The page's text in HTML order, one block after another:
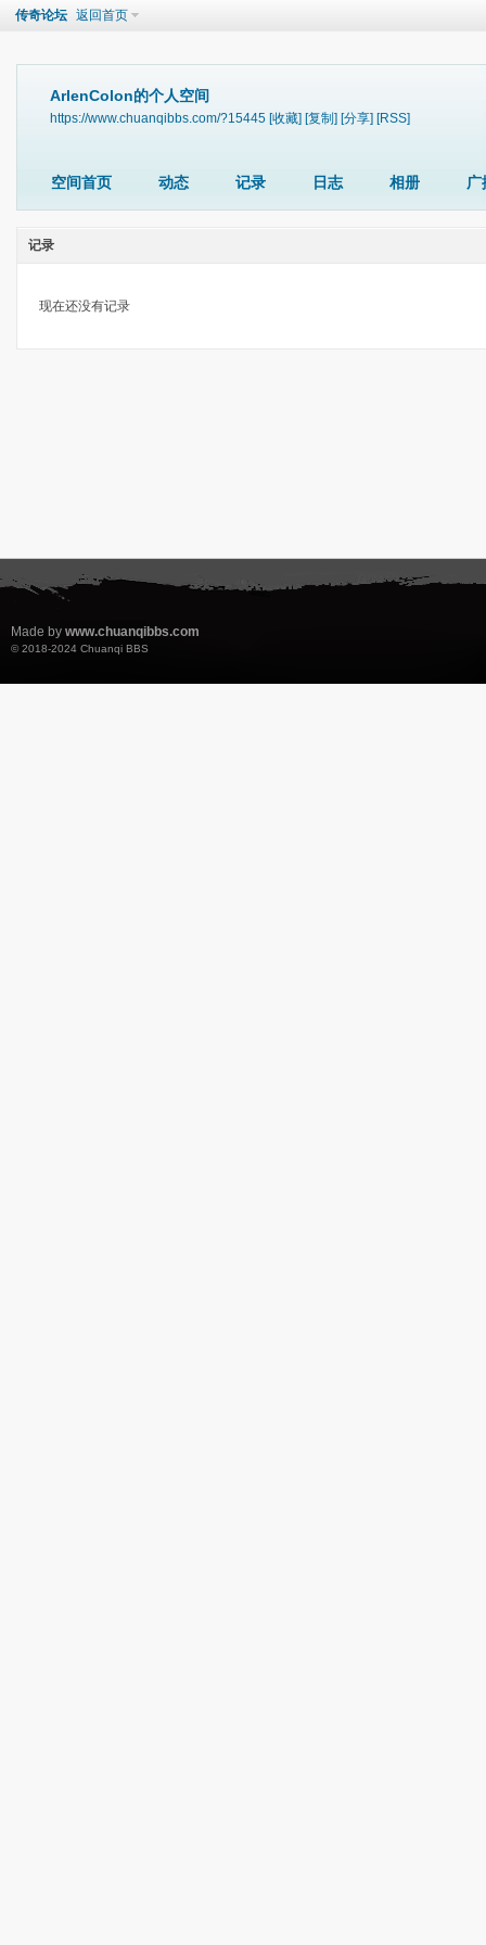
传奇论坛 返回首页
ArlenColon的个人空间
https://www.chuanqibbs.com/?15445 [收藏] [复制] [分享] [RSS]
空间首页 动态 记录 日志 相册 广
记录
现在还没有记录
Made by www.chuanqibbs.com
© 2018-2024 Chuanqi BBS